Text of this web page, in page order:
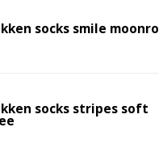
socks smile
socks stripes soft